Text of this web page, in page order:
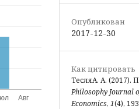
Опубликован
2017-12-30
Как цитировать
ТесляА. А.
Philosophy Journal
Economics, 1(4),